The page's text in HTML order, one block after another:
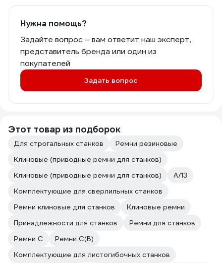
Нужна помощь?
Задайте вопрос – вам ответит наш эксперт,
представитель бренда или один из
покупателей
Задать вопрос
Этот товар из подборок
Для строгальных станков
Ремни резиновые
Клиновые (приводные ремни для станков)
Клиновые (приводные ремни для станков)
A/13
Комплектующие для сверлильных станков
Ремни клиновые для станков
Клиновые ремни
Принадлежности для станков
Ремни для станков
Ремни C
Ремни C(В)
Комплектующие для листогибочных станков